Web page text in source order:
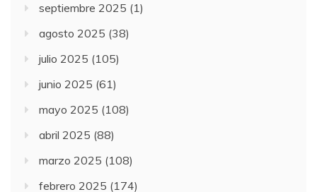
septiembre 2025 (1)
agosto 2025 (38)
julio 2025 (105)
junio 2025 (61)
mayo 2025 (108)
abril 2025 (88)
marzo 2025 (108)
febrero 2025 (174)